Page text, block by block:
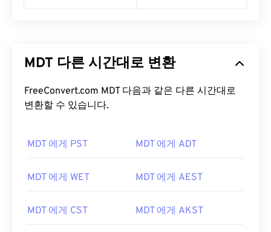
MDT 다른 시간대로 변환
FreeConvert.com MDT 다음과 같은 다른 시간대로
변환할 수 있습니다.
MDT 에게 PST MDT 에게 ADT
MDT 에게 WET MDT 에게 AEST
MDT 에게 CST MDT 에게 AKST